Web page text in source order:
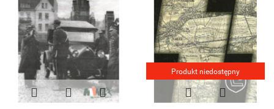
Produkt niedostępny